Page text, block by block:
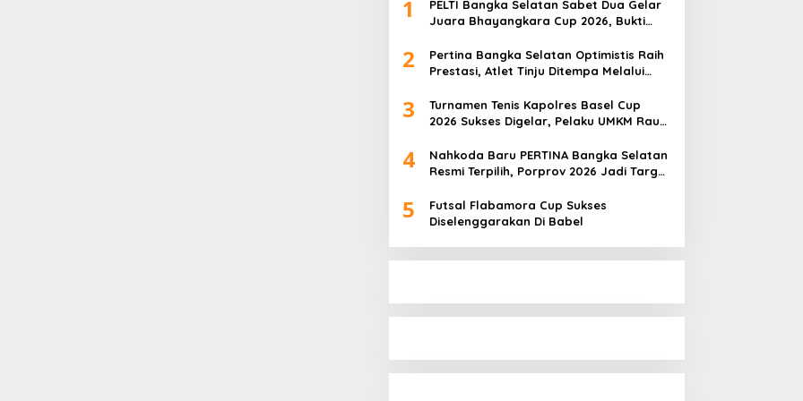
1
PELTI Bangka Selatan Sabet Dua Gelar
Juara Bhayangkara Cup 2026, Bukti
2
Pertina Bangka Selatan Optimistis Raih
Prestasi, Atlet Tinju Ditempa Melalui
3
Turnamen Tenis Kapolres Basel Cup
2026 Sukses Digelar, Pelaku UMKM Raup
4
Nahkoda Baru PERTINA Bangka Selatan
Resmi Terpilih, Porprov 2026 Jadi Target
5
Futsal Flabamora Cup Sukses
Diselenggarakan Di Babel